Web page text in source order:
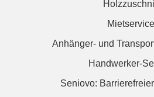
Mietservice
Anhänger- und
Handwerker-
Seniovo: